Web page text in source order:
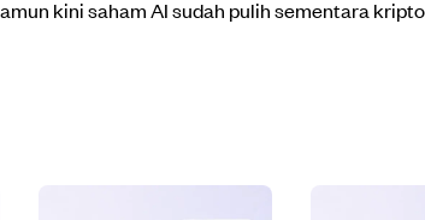
kini saham AI sudah pulih sementara